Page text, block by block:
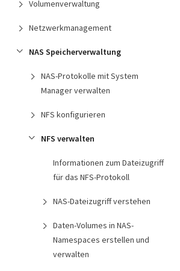
Volumenverwaltung
Netzwerkmanagement
NAS Speicherverwaltung
NAS-Protokolle mit System
Manager verwalten
NFS konfigurieren
NFS verwalten
Informationen zum Dateizugriff
für das NFS-Protokoll
NAS-Dateizugriff verstehen
Daten-Volumes in NAS-
Namespaces erstellen und
verwalten